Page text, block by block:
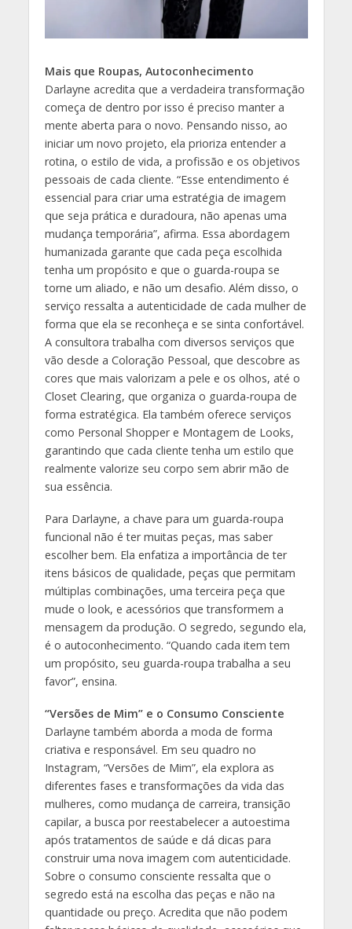
Mais que Roupas, Autoconhecimento
Darlayne acredita que a verdadeira transformação
começa de dentro por isso é preciso manter a
mente aberta para o novo. Pensando nisso, ao
iniciar um novo projeto, ela prioriza entender a
rotina, o estilo de vida, a profissão e os objetivos
pessoais de cada cliente. “Esse entendimento é
essencial para criar uma estratégia de imagem
que seja prática e duradoura, não apenas uma
mudança temporária”, afirma. Essa abordagem
humanizada garante que cada peça escolhida
tenha um propósito e que o guarda-roupa se
torne um aliado, e não um desafio. Além disso, o
serviço ressalta a autenticidade de cada mulher de
forma que ela se reconheça e se sinta confortável.
A consultora trabalha com diversos serviços que
vão desde a Coloração Pessoal, que descobre as
cores que mais valorizam a pele e os olhos, até o
Closet Clearing, que organiza o guarda-roupa de
forma estratégica. Ela também oferece serviços
como Personal Shopper e Montagem de Looks,
garantindo que cada cliente tenha um estilo que
realmente valorize seu corpo sem abrir mão de
sua essência.
Para Darlayne, a chave para um guarda-roupa
funcional não é ter muitas peças, mas saber
escolher bem. Ela enfatiza a importância de ter
itens básicos de qualidade, peças que permitam
múltiplas combinações, uma terceira peça que
mude o look, e acessórios que transformem a
mensagem da produção. O segredo, segundo ela,
é o autoconhecimento. “Quando cada item tem
um propósito, seu guarda-roupa trabalha a seu
favor”, ensina.
“Versões de Mim” e o Consumo Consciente
Darlayne também aborda a moda de forma
criativa e responsável. Em seu quadro no
Instagram, “Versões de Mim”, ela explora as
diferentes fases e transformações da vida das
mulheres, como mudança de carreira, transição
capilar, a busca por reestabelecer a autoestima
após tratamentos de saúde e dá dicas para
construir uma nova imagem com autenticidade.
Sobre o consumo consciente ressalta que o
segredo está na escolha das peças e não na
quantidade ou preço. Acredita que não podem